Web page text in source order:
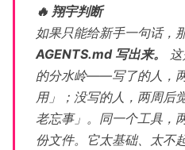
🔥 翔宇判断
如果只能给新手一句话，
AGENTS.md 写出来。
的分水岭——写了的人，
用」；没写的人，两周后
老忘事」。同一个工具，
份文件。它太基础、太不